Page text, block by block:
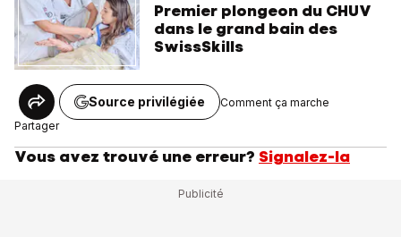
Premier plongeon du CHUV
dans le grand bain des
SwissSkills
Partager
Source privilégiée Comment ça marche
Vous avez trouvé une erreur? Signalez-la